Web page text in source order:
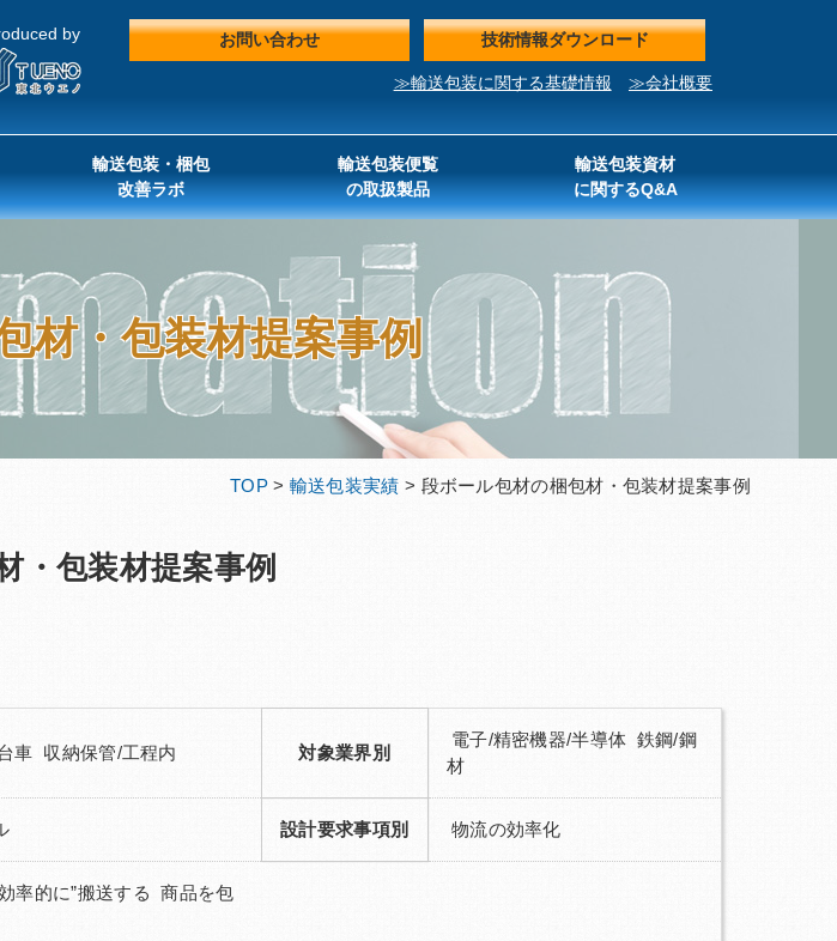
by 技術情報ダウンロード
お問い合わせ
≫会社概要
≫輸送包装に関する基礎情報
輸送包装・梱包
改善ラボ
輸送包装便覧
の取扱製品
輸送包装資材
に関するQ&A
材・包装材提案事例
TOP> 輸送包装実績 > 段ボール包材の梱包材・包装材提案事例
・包装材提案事例
車 収納保管/工程内 対象業界別
電子/精密機器/半導体 鉄鋼/鋼
材
設計要求事項別 物流の効率化
率的に”搬送する 商品を包